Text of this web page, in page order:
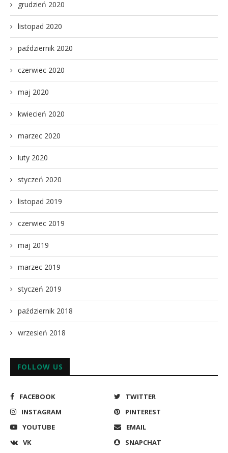
grudzień 2020
listopad 2020
październik 2020
czerwiec 2020
maj 2020
kwiecień 2020
marzec 2020
luty 2020
styczeń 2020
listopad 2019
czerwiec 2019
maj 2019
marzec 2019
styczeń 2019
październik 2018
wrzesień 2018
FOLLOW US
FACEBOOK
TWITTER
INSTAGRAM
PINTEREST
YOUTUBE
EMAIL
VK
SNAPCHAT